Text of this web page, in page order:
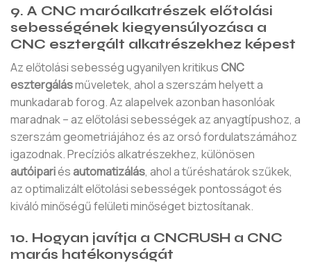
9. A CNC maróalkatrészek előtolási
sebességének kiegyensúlyozása a
CNC esztergált alkatrészekhez képest
Az előtolási sebesség ugyanilyen kritikusCNC
esztergálásműveletek, ahol a szerszám helyett a
munkadarab forog. Az alapelvek azonban hasonlóak
maradnak – az előtolási sebességek az anyagtípushoz, a
szerszám geometriájához és az orsó fordulatszámához
igazodnak. Precíziós alkatrészekhez, különösen
autóipariés automatizálás, ahol a tűréshatárok szűkek,
az optimalizált előtolási sebességek pontosságot és
kiváló minőségű felületi minőséget biztosítanak.
10. Hogyan javítja a CNCRUSH a CNC
marás hatékonyságát